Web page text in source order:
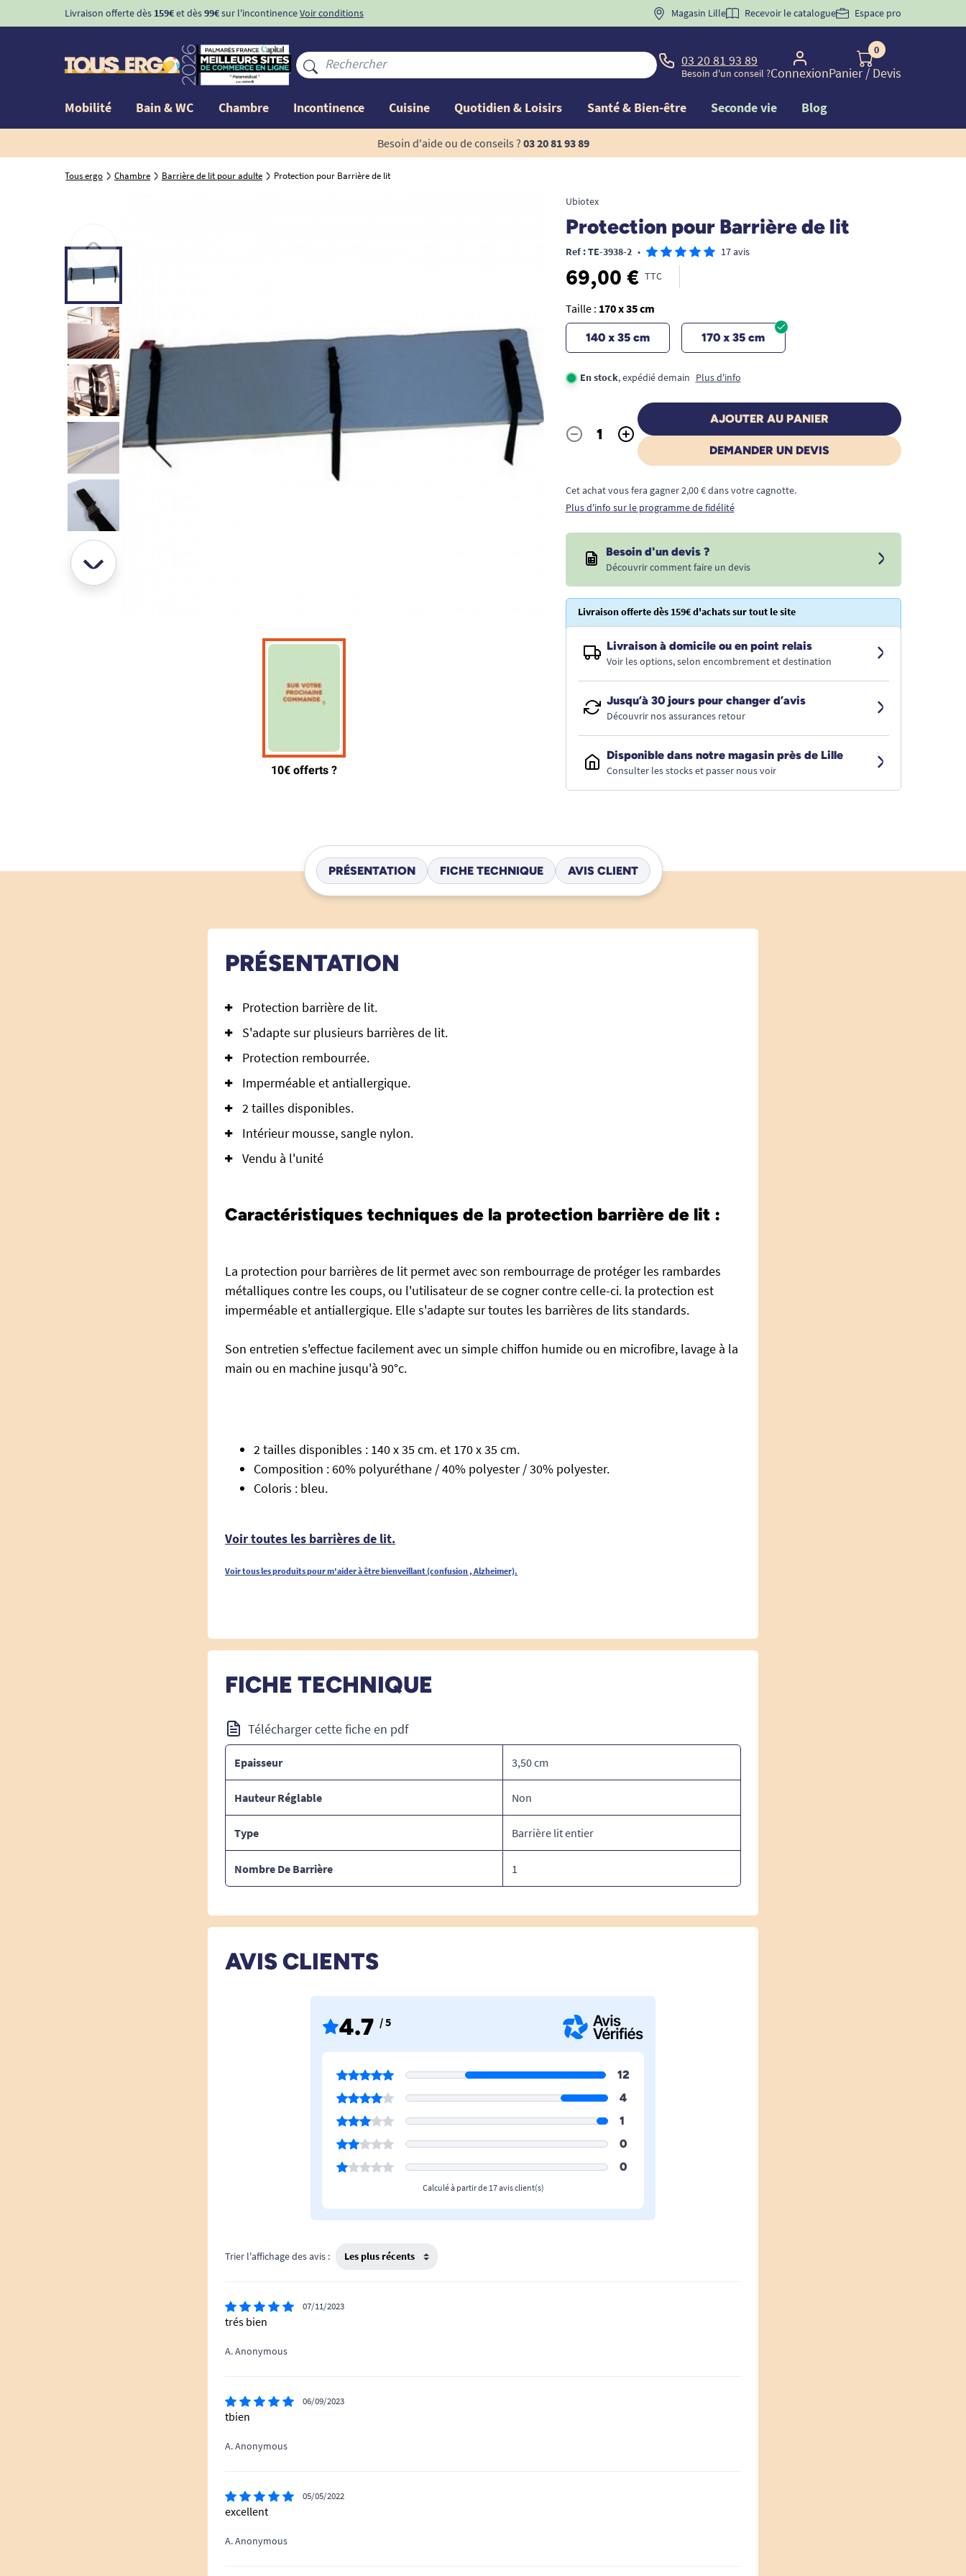
Livraison offerte dès 159€et dès99€sur l'incontinenceVoir conditions BIENVENUE" pourla 1ère commande d'incontinence
Magasin Lille Recevoir le catalogue Espace pro
03 20 81 93 89
Besoin d'un conseil ?Connexion
0
Panier/ Devis
Mobilité Bain & WC Chambre Incontinence Cuisine Quotidien & Loisirs Santé & Bien-être Seconde vie Blog
Besoin d'aide ou de conseils ? 03 20 81 93 89
Tous ergo Chambre Barrière de lit pour adulte Protection pour Barrière de lit
Ubiotex
Protection pour Barrière de lit
Ref : TE-3938-2 • 17 avis
69,00 € TTC
Taille : 170 x 35 cm
140 x 35 cm 170 x 35 cm
En stock, expédié demain Plus d'info
Quantité
- +
AJOUTER AU PANIER
DEMANDER UN DEVIS
Cet achat vous fera gagner 2,00 € dans votre cagnotte.
Plus d'info sur le programme de fidélité
Besoin d'un devis ?
Découvrir comment faire un devis
Livraison offerte dès 159€ d'achats sur tout le site
Livraison à domicile ou en point relais
Voir les options, selon encombrement et destination
Jusqu’à 30 jours pour changer d’avis
Découvrir nos assurances retour
Disponible dans notre magasin près de Lille
Consulter les stocks et passer nous voir
PRÉSENTATION FICHE TECHNIQUE AVIS CLIENT
PRÉSENTATION
Protection barrière de lit.
S'adapte sur plusieurs barrières de lit.
Protection rembourrée.
Imperméable et antiallergique.
2 tailles disponibles.
Intérieur mousse, sangle nylon.
Vendu à l'unité
Caractéristiques techniques de la protection barrière de lit :
La protection pour barrières de lit permet avec son rembourrage de protéger les rambardes
métalliques contre les coups, ou l'utilisateur de se cogner contre celle-ci. la protection est
imperméable et antiallergique. Elle s'adapte sur toutes les barrières de lits standards.
Son entretien s'effectue facilement avec un simple chiffon humide ou en microfibre, lavage à la
main ou en machine jusqu'à 90°c.
2 tailles disponibles : 140 x 35 cm. et 170 x 35 cm.
Composition : 60% polyuréthane / 40% polyester / 30% polyester.
Coloris : bleu.
Voir toutes les barrières de lit.
Voir tous les produits pour m'aider à être bienveillant (confusion , Alzheimer).
FICHE TECHNIQUE
Télécharger cette fiche en pdf
Epaisseur 3,50 cm
Hauteur Réglable Non
Type Barrière lit entier
Nombre De Barrière 1
AVIS CLIENTS
4.7 / 5
12
4
1
0
0
Calculé à partir de 17 avis client(s)
Trier l'affichage des avis :
07/11/2023
trés bien
A. Anonymous
06/09/2023
tbien
A. Anonymous
05/05/2022
excellent
A. Anonymous